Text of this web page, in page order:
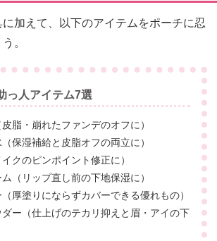
加えて、以下のアイテムをポーチに忍
。
っ人アイテム7選
脂・崩れたファンデのオフに）
保湿補給と皮脂オフの両立に）
クのピンポイント修正に）
（リップ直し前の下地保湿に）
厚塗りにならずカバーできる優れもの）
ー（仕上げのテカリ抑えと眉・アイの下